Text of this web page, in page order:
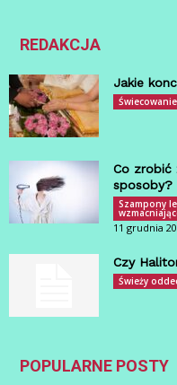
REDAKCJA
Jakie
Co zrobić
sposoby?
Szampony
11 grudnia
Czy
Świeży
POPULARNE POSTY